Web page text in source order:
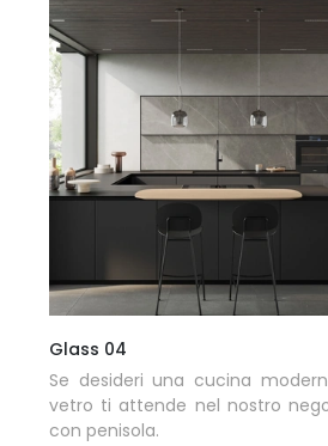
Glass 04
Se desideri una cucina
vetro ti attende nel nostro
con penisola.